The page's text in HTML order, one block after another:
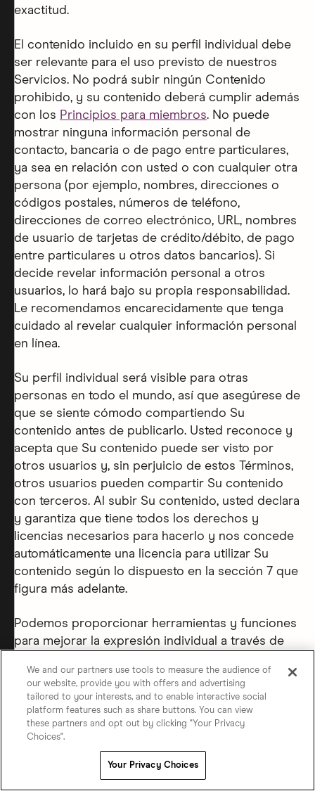
exactitud.
El contenido incluido en su perfil individual debe
ser relevante para el uso previsto de nuestros
Servicios. No podrá subir ningún Contenido
prohibido, y su contenido deberá cumplir además
con los Principios para miembros. No puede
mostrar ninguna información personal de
contacto, bancaria o de pago entre particulares,
ya sea en relación con usted o con cualquier otra
persona (por ejemplo, nombres, direcciones o
códigos postales, números de teléfono,
direcciones de correo electrónico, URL, nombres
de usuario de tarjetas de crédito/débito, de pago
entre particulares u otros datos bancarios). Si
decide revelar información personal a otros
usuarios, lo hará bajo su propia responsabilidad.
Le recomendamos encarecidamente que tenga
cuidado al revelar cualquier información personal
en línea.
Su perfil individual será visible para otras
personas en todo el mundo, así que asegúrese de
que se siente cómodo compartiendo Su
contenido antes de publicarlo. Usted reconoce y
acepta que Su contenido puede ser visto por
otros usuarios y, sin perjuicio de estos Términos,
otros usuarios pueden compartir Su contenido
con terceros. Al subir Su contenido, usted declara
y garantiza que tiene todos los derechos y
licencias necesarios para hacerlo y nos concede
automáticamente una licencia para utilizar Su
contenido según lo dispuesto en la sección 7 que
figura más adelante.
Podemos proporcionar herramientas y funciones
para mejorar la expresión individual a través de
(descrito en la sección 3b), y estamos
desarrollando constantemente nuevas
tecnologías para mejorar nuestros Servicios.
Ciertas herramientas o funciones pueden
Su contenido. Este sigue siendo Su contenido, y
usted es responsable del mismo y de su
We and our partners use tools to measure the audience of
our website, provide you with offers and advertising
tailored to your interests, and to enable interactive social
platform features such as share buttons. You can view
these partners and opt out by clicking "Your Privacy
Choices".
Your Privacy Choices